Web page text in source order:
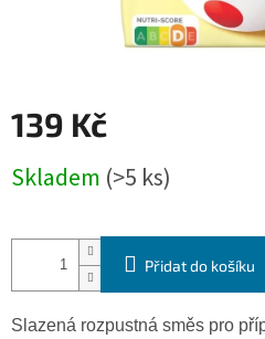
139 Kč
cena:
Skladem (>5 ks)
Přidat do košíku
Slazená rozpustná směs pro